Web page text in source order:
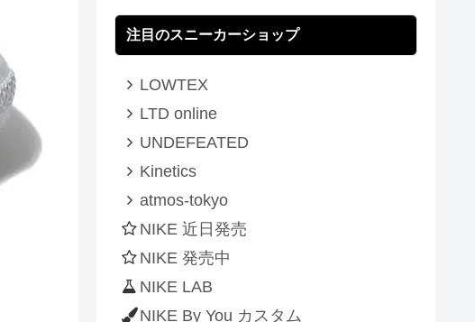
注目のスニーカーショップ
LOWTEX
LTD online
UNDEFEATED
Kinetics
atmos-tokyo
NIKE 近日発売
NIKE 発売中
NIKE LAB
NIKE By You カスタム